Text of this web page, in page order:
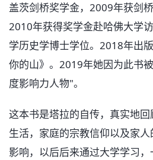
盖茨剑桥奖学金，2009年获剑
2010年获得奖学金赴哈佛大学
学历史学博士学位。2018年出
你的山》。2019年她因为此书
度影响力人物"。
这本书是塔拉的自传，真实地
生活，家庭的宗教信仰以及家
影响，以后后来通过大学学习